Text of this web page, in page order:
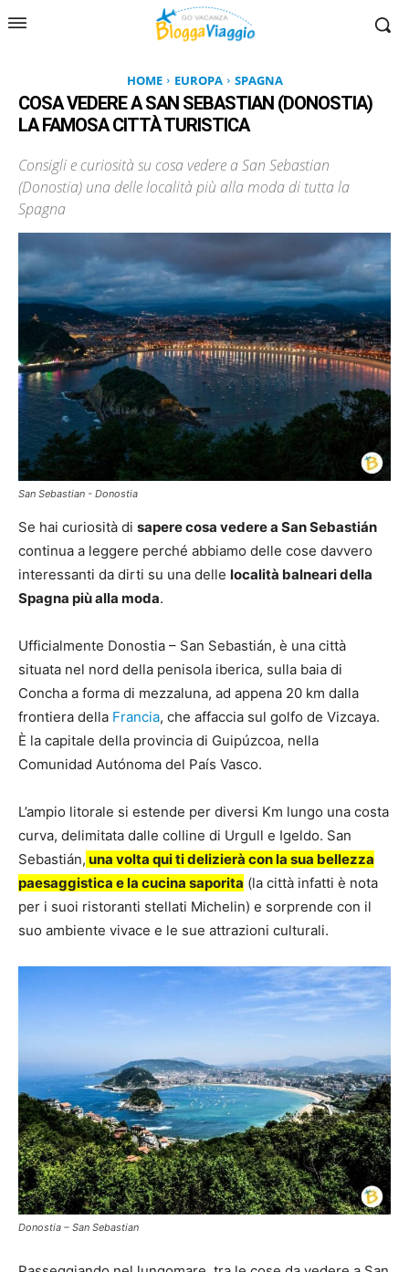
HOME EUROPA SPAGNA
COSA VEDERE A SAN SEBASTIAN (DONOSTIA)
LA FAMOSA CITTÀ TURISTICA
Consigli e curiosità su cosa vedere a San Sebastian
(Donostia) una delle località più alla moda di tutta la
Spagna
San Sebastian - Donostia
Se hai curiosità di sapere cosa vedere a San Sebastián
continua a leggere perché abbiamo delle cose davvero
interessanti da dirti su una delle località balneari della
Spagna più alla moda.
Ufficialmente Donostia – San Sebastián, è una città
situata nel nord della penisola iberica, sulla baia di
Concha a forma di mezzaluna, ad appena 20 km dalla
frontiera della Francia, che affaccia sul golfo de Vizcaya.
È la capitale della provincia di Guipúzcoa, nella
Comunidad Autónoma del País Vasco.
L’ampio litorale si estende per diversi Km lungo una costa
curva, delimitata dalle colline di Urgull e Igeldo. San
Sebastián, una volta qui ti delizierà con la sua bellezza
paesaggistica e la cucina saporita (la città infatti è nota
per i suoi ristoranti stellati Michelin) e sorprende con il
suo ambiente vivace e le sue attrazioni culturali.
Donostia – San Sebastian